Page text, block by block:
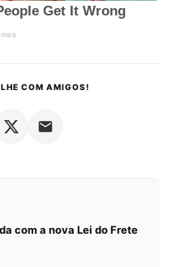
COM AMIGOS!
com a nova Lei do Frete